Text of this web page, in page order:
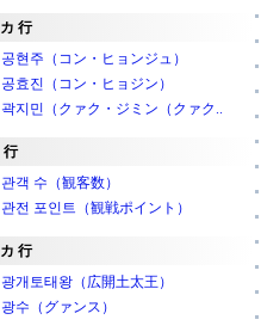
カ 行
공현주（コン・ヒョンジュ）
공효진（コン・ヒョジン）
곽지민（クァク・ジミン（クァク..
行
관객 수（観客数）
관전 포인트（観戦ポイント）
カ 行
광개토태왕（広開土太王）
광수（グァンス）